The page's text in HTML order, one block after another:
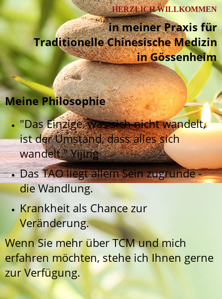
HERZLICH WILLKOMMEN
in meiner Praxis für
Traditionelle Chinesische Medizin
in Gössenheim
Meine Philosophie
"Das Einzige, was sich nicht wandelt,
ist der Umstand, dass alles sich
wandelt." Yijing
Das TAO liegt allem Sein zugrunde -
die Wandlung.
Krankheit als Chance zur
Veränderung.
Wenn Sie mehr über TCM und mich
erfahren möchten, stehe ich Ihnen gerne
zur Verfügung.